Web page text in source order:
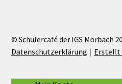
© Schülercafé der IGS Morbach
Datenschutzerklärung
Erstellt